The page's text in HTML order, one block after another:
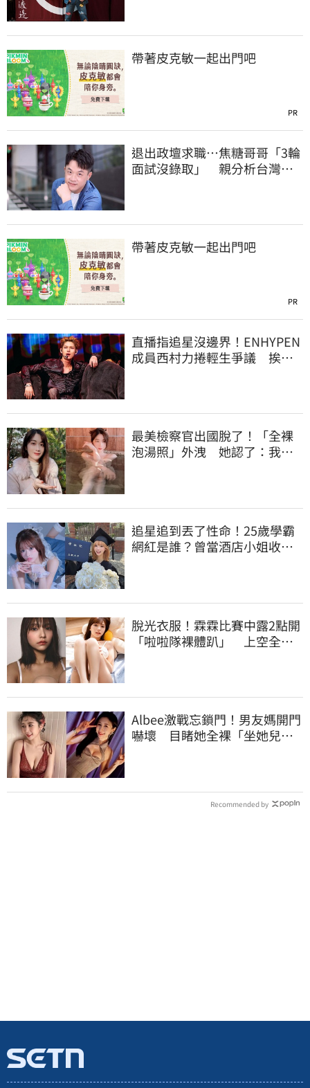
帶著皮克敏一起出門吧
PR
退出政壇求職…焦糖哥哥「3輪
面試沒錄取」 親分析台灣職
帶著皮克敏一起出門吧
PR
直播指追星沒邊界！ENHYPEN
成員西村力捲輕生爭議 挨
最美檢察官出國脫了！「全裸
泡湯照」外洩 她認了：我一
追星追到丟了性命！25歲學霸
網紅是誰？曾當酒店小姐收入
脫光衣服！霖霖比賽中露2點開
「啦啦隊裸體趴」 上空全裸
Albee激戰忘鎖門！男友媽開門
嚇壞 目睹她全裸「坐她兒子
Recommended by